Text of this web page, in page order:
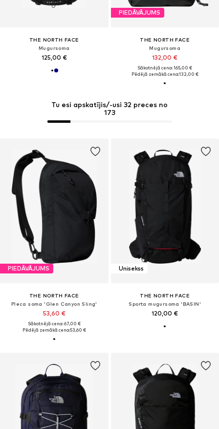
THE NORTH FACE
Mugursoma
125,00 €
PIEDĀVĀJUMS
THE NORTH FACE
Mugursoma
132,00 €
Sākotnējā cena: 165,00 €
Pēdējā zemākā cena:132,00 €
PIEDĀVĀJUMS
THE NORTH FACE
Pleca soma 'Glen Canyon Sling'
53,60 €
Sākotnējā cena: 67,00 €
Pēdējā zemākā cena:53,60 €
Tu esi apskatījis/-usi 32 preces no
173
Unisekss
THE NORTH FACE
Sporta mugursoma 'BASIN'
120,00 €